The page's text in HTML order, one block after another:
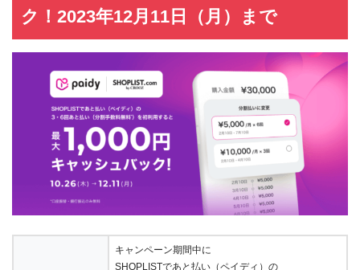
ク！2023年12月11日（月）まで
キャンペーン期間中に
SHOPLISTであと払い（ペイディ）の